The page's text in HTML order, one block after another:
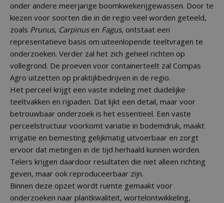
onder andere meerjarige boomkwekerijgewassen. Door te
kiezen voor soorten die in de regio veel worden geteeld,
zoals Prunus, Carpinusen Fagus, ontstaat een
representatieve basis om uiteenlopende teeltvragen te
onderzoeken. Verder zal het zich geheel richten op
vollegrond. De proeven voor containerteelt zal Compas
Agro uitzetten op praktijkbedrijven in de regio.
Het perceel krijgt een vaste indeling met duidelijke
teeltvakken en rijpaden. Dat lijkt een detail, maar voor
betrouwbaar onderzoek is het essentieel. Een vaste
perceelstructuur voorkomt variatie in bodemdruk, maakt
irrigatie en bemesting gelijkmatig uitvoerbaar en zorgt
ervoor dat metingen in de tijd herhaald kunnen worden.
Telers krijgen daardoor resultaten die niet alleen richting
geven, maar ook reproduceerbaar zijn.
Binnen deze opzet wordt ruimte gemaakt voor
onderzoeken naar plantkwaliteit, wortelontwikkeling,